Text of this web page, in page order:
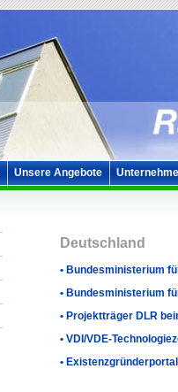
Unsere Angebote
Deutschland
• Bundesministerium
• Bundesministerium
• Projektträger DLR
• VDI/VDE-
•